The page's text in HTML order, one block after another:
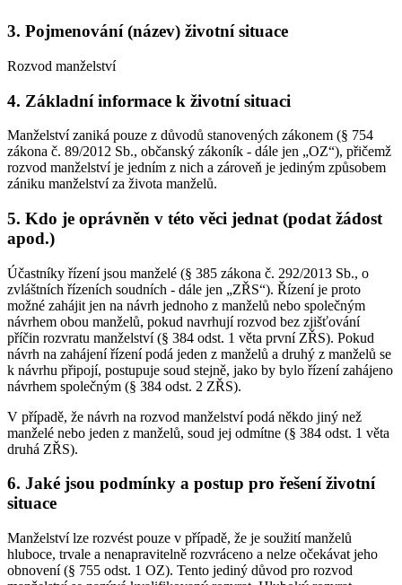
3. Pojmenování (název) životní situace
Rozvod manželství
4. Základní informace k životní situaci
Manželství zaniká pouze z důvodů stanovených zákonem (§ 754
zákona č. 89/2012 Sb., občanský zákoník - dále jen „OZ“), přičemž
rozvod manželství je jedním z nich a zároveň je jediným způsobem
zániku manželství za života manželů.
5. Kdo je oprávněn v této věci jednat (podat žádost
apod.)
Účastníky řízení jsou manželé (§ 385 zákona č. 292/2013 Sb., o
zvláštních řízeních soudních - dále jen „ZŘS“). Řízení je proto
možné zahájit jen na návrh jednoho z manželů nebo společným
návrhem obou manželů, pokud navrhují rozvod bez zjišťování
příčin rozvratu manželství (§ 384 odst. 1 věta první ZŘS). Pokud
návrh na zahájení řízení podá jeden z manželů a druhý z manželů se
k návrhu připojí, postupuje soud stejně, jako by bylo řízení zahájeno
návrhem společným (§ 384 odst. 2 ZŘS).
V případě, že návrh na rozvod manželství podá někdo jiný než
manželé nebo jeden z manželů, soud jej odmítne (§ 384 odst. 1 věta
druhá ZŘS).
6. Jaké jsou podmínky a postup pro řešení životní
situace
Manželství lze rozvést pouze v případě, že je soužití manželů
hluboce, trvale a nenapravitelně rozvráceno a nelze očekávat jeho
obnovení (§ 755 odst. 1 OZ). Tento jediný důvod pro rozvod